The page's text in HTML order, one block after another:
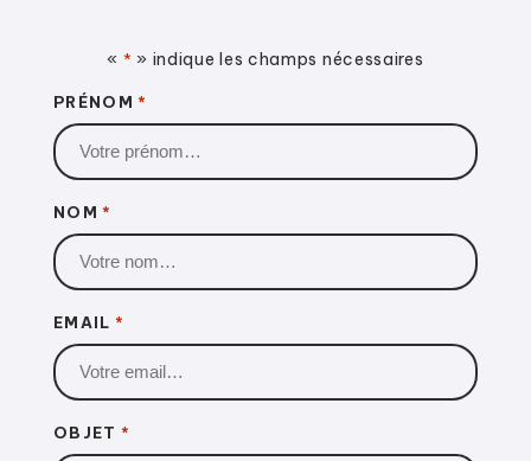
« * » indique les champs nécessaires
PRÉNOM *
NOM *
EMAIL *
OBJET *